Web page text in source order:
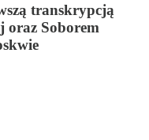
transkrypcją
oraz Soborem